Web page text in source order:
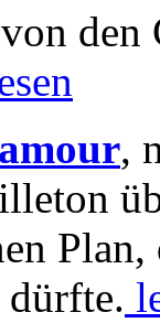
von den
,
Plan,
dürfte.